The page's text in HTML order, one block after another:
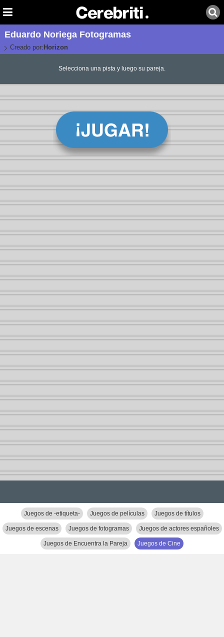
Eduardo Noriega Fotogramas
Creado por: Horizon
Selecciona una pista y luego su pareja.
Juegos de -etiqueta- Juegos de películas Juegos de títulos
Juegos de escenas Juegos de fotogramas Juegos de actores españoles
Juegos de Encuentra la Pareja Juegos de Cine